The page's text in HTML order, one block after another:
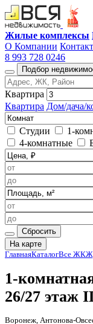
Жилые комплексы
О Компании
8 993 728 0246
Подбор
Квартира
Квартира Дом/дача/
Студии 1-
4-комнатные
Сбросить
На карте
Главная Каталог